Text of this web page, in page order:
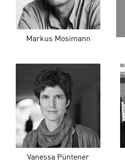
Markus Mosimann
Vanessa Püntener